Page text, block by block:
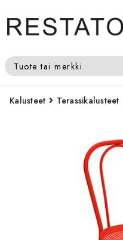
Tuote tai merkki
Kalusteet Terassikalusteet